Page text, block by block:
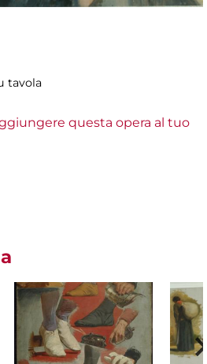
tavola
questa opera al tuo